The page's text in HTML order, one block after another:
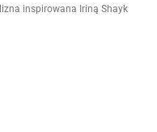
inspirowana Iriną Shayk